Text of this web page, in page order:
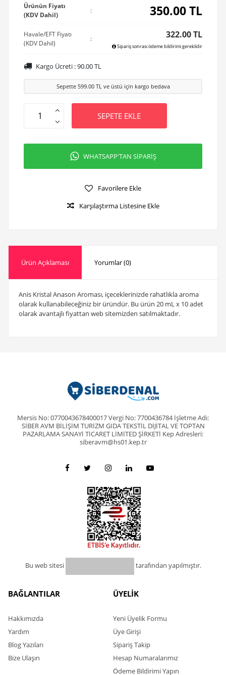
Ürünün Fiyatı
(KDV Dahil)
: 350.00TL
Havale/EFT Fiyatı
(KDV Dahil)
: 322.00 TL
Sipariş sonrası ödeme bildirimi gereklidir
Kargo Ücreti :90.00TL
Sepette 599.00TL ve üstü için kargo bedava
SEPETE EKLE
WHATSAPP'TAN SİPARİŞ
Favorilere Ekle
Karşılaştırma Listesine Ekle
Ürün Açıklaması Yorumlar (0)
Anis Kristal Anason Aroması, içeceklerinizde rahatlıkla aroma
olarak kullanabileceğiniz bir üründür. Bu ürün 20 mL x 10 adet
olarak avantajlı fiyattan web sitemizden satılmaktadır.
Mersis No: 0770043678400017 Vergi No: 7700436784 İşletme Adı:
SİBER AVM BİLİŞİM TURİZM GIDA TEKSTİL DİJİTAL VE TOPTAN
PAZARLAMA SANAYİ TİCARET LİMİTED ŞİRKETİ Kep Adresleri:
siberavm@hs01.kep.tr
Bu web sitesi tarafından yapılmıştır.
BAĞLANTILAR
Hakkımızda
Yardım
Blog Yazıları
Bize Ulaşın
ÜYELİK
Yeni Üyelik Formu
Üye Girişi
Sipariş Takip
Hesap Numaralarımız
Ödeme Bildirimi Yapın